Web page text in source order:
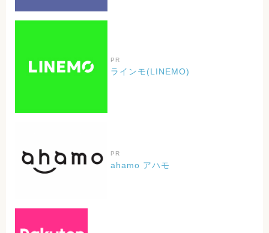
PR
ラインモ(LINEMO)
PR
ahamo アハモ